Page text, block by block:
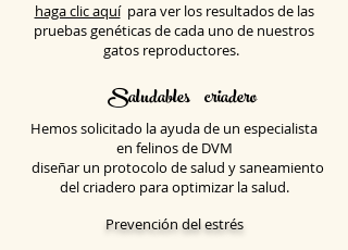
haga clic aquí para ver los resultados de las
pruebas genéticas de cada uno de nuestros
gatos reproductores.
Saludables criadero
Hemos solicitado la ayuda de un especialista
en felinos de DVM
diseñar un protocolo de salud y saneamiento
del criadero para optimizar la salud.
Prevención del estrés